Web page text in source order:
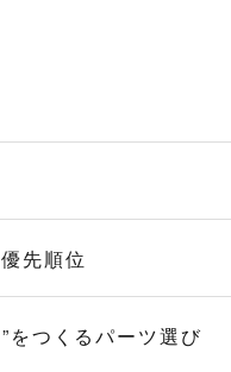
先順位
をつくるパーツ選び